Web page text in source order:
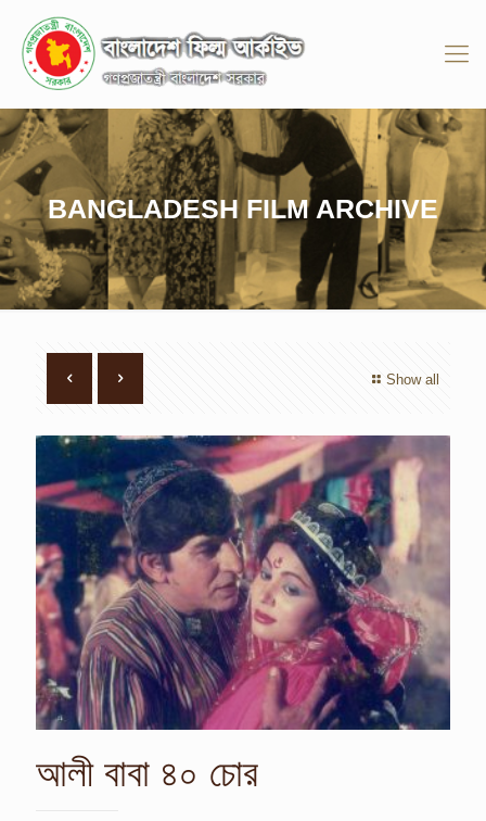
BANGLADESH FILM ARCHIVE
Show all
আলী বাবা ৪০ চোর